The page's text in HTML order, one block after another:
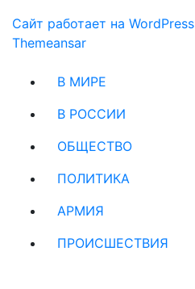
Сайт работает на WordPress
Themeansar
В МИРЕ
В РОССИИ
ОБЩЕСТВО
ПОЛИТИКА
АРМИЯ
ПРОИСШЕСТВИЯ